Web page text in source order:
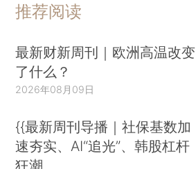
推荐阅读
最新财新周刊｜欧洲高温改变
了什么？
2026年08月09日
{{最新周刊导播｜社保基数加
速夯实、AI“追光”、韩股杠杆
狂潮